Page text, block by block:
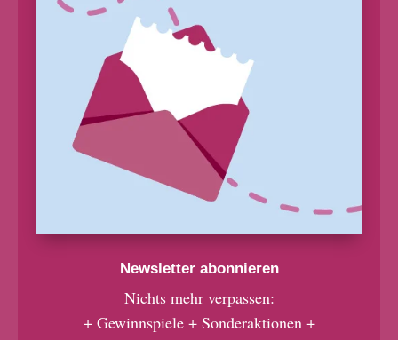
Newsletter abonnieren
Nichts mehr verpassen:
+ Gewinnspiele + Sonderaktionen +